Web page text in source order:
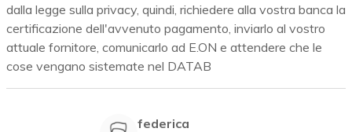
dalla legge sulla privacy, quindi, richiedere alla vostra banca la
certificazione dell'avvenuto pagamento, inviarlo al vostro
attuale fornitore, comunicarlo ad E.ON e attendere che le
cose vengano sistemate nel DATAB
federica